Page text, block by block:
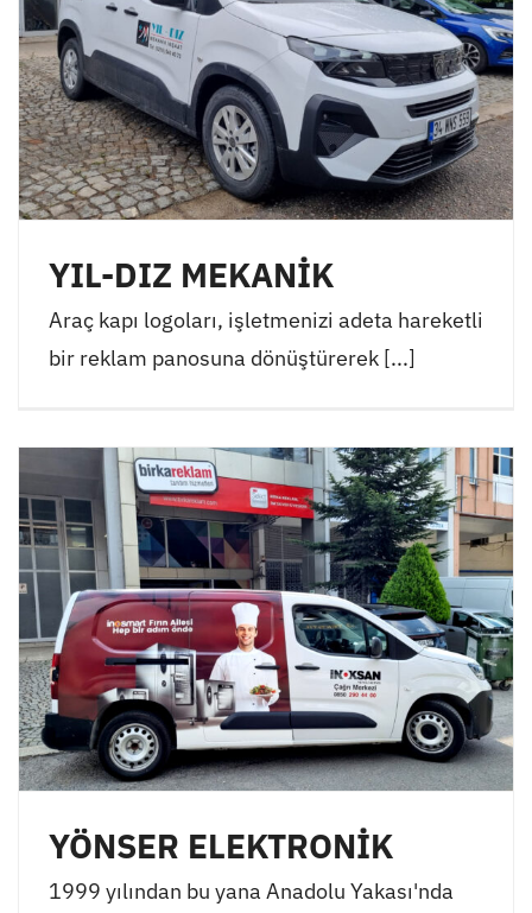
YIL-DIZ MEKANİK
Araç kapı logoları, işletmenizi adeta hareketli
bir reklam panosuna dönüştürerek [...]
YÖNSER ELEKTRONİK
1999 yılından bu yana Anadolu Yakası'nda